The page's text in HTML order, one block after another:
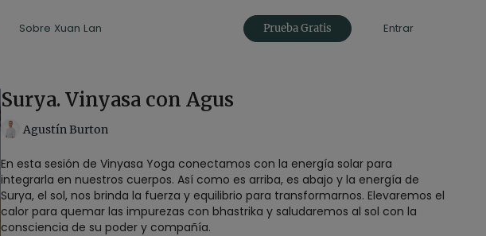
Sobre Xuan Lan Prueba Gratis Entrar
Surya. Vinyasa con Agus
Agustín Burton
En esta sesión de Vinyasa Yoga conectamos con la energía solar para
integrarla en nuestros cuerpos. Así como es arriba, es abajo y la energía de
Surya, el sol, nos brinda la fuerza y equilibrio para transformarnos. Elevaremos el
calor para quemar las impurezas con bhastrika y saludaremos al sol con la
consciencia de su poder y compañía.